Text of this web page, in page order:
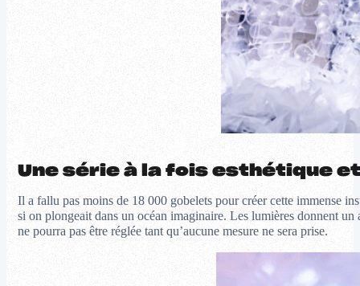
Une série à la fois esthétique
Il a fallu pas moins de 18 000 gobelets pour créer cette immense
si on plongeait dans un océan imaginaire. Les lumières donnent
ne pourra pas être réglée tant qu’aucune mesure ne sera prise.